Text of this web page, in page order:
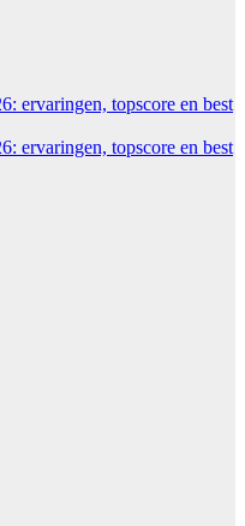
ervaringen, topscore en best
ervaringen, topscore en best